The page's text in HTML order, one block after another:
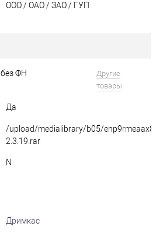
ООО / ОАО / ЗАО / ГУП
без ФН
Другие
товары
Да
/upload/medialibrary/b05/
2.3.19.rar
N
Дримкас